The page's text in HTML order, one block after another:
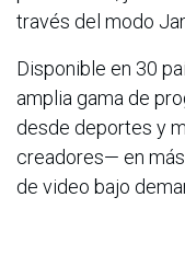
través del modo
Disponible en 30
amplia gama de
desde deportes y
creadores— en
de video bajo